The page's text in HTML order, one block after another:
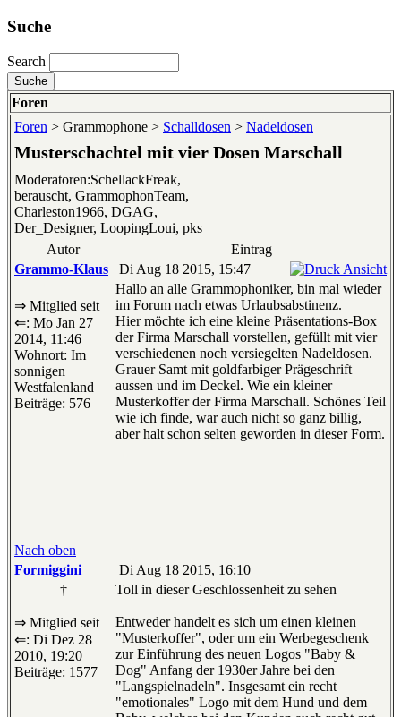
Suche
Search
Foren
Foren > Grammophone > Schalldosen > Nadeldosen
Musterschachtel mit vier Dosen Marschall
Moderatoren:SchellackFreak,
berauscht, GrammophonTeam,
Charleston1966, DGAG,
Der_Designer, LoopingLoui, pks
Autor
Eintrag
Grammo-Klaus
Di Aug 18 2015, 15:47
⇒ Mitglied seit
⇐: Mo Jan 27
2014, 11:46
Wohnort: Im
sonnigen
Westfalenland
Beiträge: 576
Hallo an alle Grammophoniker, bin mal wieder
im Forum nach etwas Urlaubsabstinenz.
Hier möchte ich eine kleine Präsentations-Box
der Firma Marschall vorstellen, gefüllt mit vier
verschiedenen noch versiegelten Nadeldosen.
Grauer Samt mit goldfarbiger Prägeschrift
aussen und im Deckel. Wie ein kleiner
Musterkoffer der Firma Marschall. Schönes Teil
wie ich finde, war auch nicht so ganz billig,
aber halt schon selten geworden in dieser Form.
Nach oben
Formiggini
Di Aug 18 2015, 16:10
†
⇒ Mitglied seit
⇐: Di Dez 28
2010, 19:20
Beiträge: 1577
Toll in dieser Geschlossenheit zu sehen
Entweder handelt es sich um einen kleinen
"Musterkoffer", oder um ein Werbegeschenk
zur Einführung des neuen Logos "Baby &
Dog" Anfang der 1930er Jahre bei den
"Langspielnadeln". Insgesamt ein recht
"emotionales" Logo mit dem Hund und dem